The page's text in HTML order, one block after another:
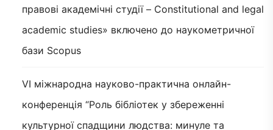
правові академічні студії – Constitutional and legal
academic studies» включено до наукометричної
бази Scopus
VI міжнародна науково-практична онлайн-
конференція “Роль бібліотек у збереженні
культурної спадщини людства: минуле та